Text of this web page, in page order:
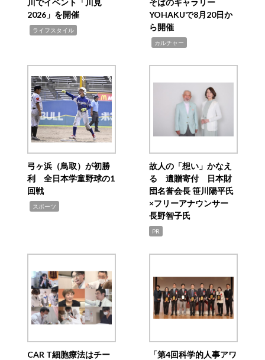
2026」を開催
ライフスタイル
YOHAKUで8月20日か
ら開催
カルチャー
弓ヶ浜（鳥取）が初勝
利 全日本学童野球の1
回戦
スポーツ
故人の「想い」かなえ
る 遺贈寄付 日本財
団名誉会長 笹川陽平氏
×フリーアナウンサー
長野智子氏
PR
CAR T細胞療法はチー
「第4回科学的人事アワ